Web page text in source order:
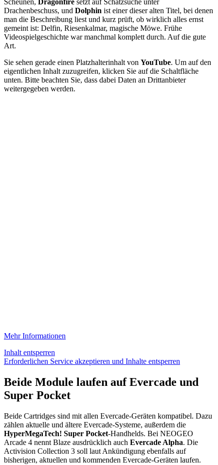
Scheunen, Dragonfire setzt auf Schatzsuche unter
Drachenbeschuss, und Dolphin ist einer dieser alten Titel, bei denen
man die Beschreibung liest und kurz prüft, ob wirklich alles ernst
gemeint ist: Delfin, Riesenkalmar, magische Möwe. Frühe
Videospielgeschichte war manchmal komplett durch. Auf die gute
Art.
Sie sehen gerade einen Platzhalterinhalt von YouTube. Um auf den
eigentlichen Inhalt zuzugreifen, klicken Sie auf die Schaltfläche
unten. Bitte beachten Sie, dass dabei Daten an Drittanbieter
weitergegeben werden.
Mehr Informationen
Inhalt entsperren
Erforderlichen Service akzeptieren und Inhalte entsperren
Beide Module laufen auf Evercade und
Super Pocket
Beide Cartridges sind mit allen Evercade-Geräten kompatibel. Dazu
zählen aktuelle und ältere Evercade-Systeme, außerdem die
HyperMegaTech! Super Pocket-Handhelds. Bei NEOGEO
Arcade 4 nennt Blaze ausdrücklich auch Evercade Alpha. Die
Activision Collection 3 soll laut Ankündigung ebenfalls auf
bisherigen, aktuellen und kommenden Evercade-Geräten laufen.